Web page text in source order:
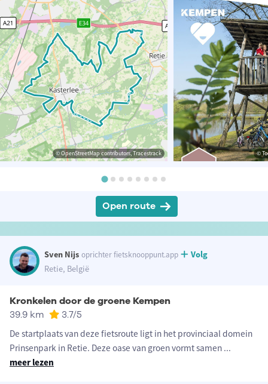
© OpenStreetMap contributors, Tracestrack ©
Open route
Sven Nijs oprichter fietsknooppunt.app
Volg
Retie, België
Kronkelen door de groene Kempen
39.9 km 3.7/5
De startplaats van deze fietsroute ligt in het provinciaal domein
Prinsenpark in Retie. Deze oase van groen vormt samen ...
meer lezen